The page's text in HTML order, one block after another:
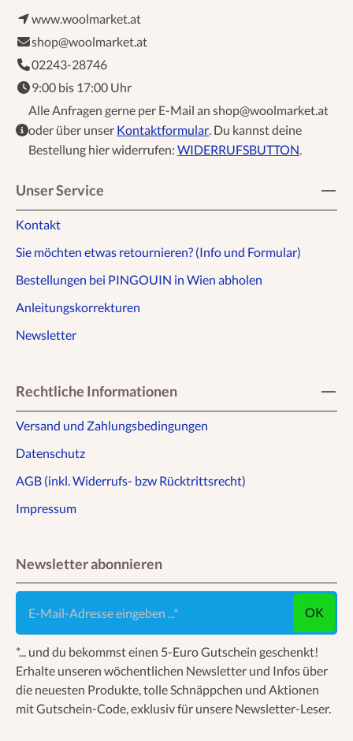
www.woolmarket.at
shop@woolmarket.at
02243-28746
9:00 bis 17:00 Uhr
Alle Anfragen gerne per E-Mail an shop@woolmarket.at
oder über unser Kontaktformular. Du kannst deine
Bestellung hier widerrufen: WIDERRUFSBUTTON.
Unser Service
Kontakt
Sie möchten etwas retournieren? (Info und Formular)
Bestellungen bei PINGOUIN in Wien abholen
Anleitungskorrekturen
Newsletter
Rechtliche Informationen
Versand und Zahlungsbedingungen
Datenschutz
AGB (inkl. Widerrufs- bzw Rücktrittsrecht)
Impressum
Newsletter abonnieren
E-Mail-Adresse eingeben ...
OK
*... und du bekommst einen 5-Euro Gutschein geschenkt!
Erhalte unseren wöchentlichen Newsletter und Infos über
die neuesten Produkte, tolle Schnäppchen und Aktionen
mit Gutschein-Code, exklusiv für unsere Newsletter-Leser.